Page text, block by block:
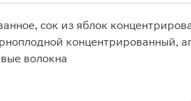
сок из яблок
концентрированный,
волокна